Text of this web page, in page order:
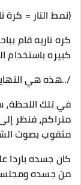
(نمط النار = كرة
كره ناريه قام
كبيره باستخدام
/..هذه هي
في تلك اللحظة،
متراكم، فنظر
مثقوب بصوت
كان جسده باردا
من جسده